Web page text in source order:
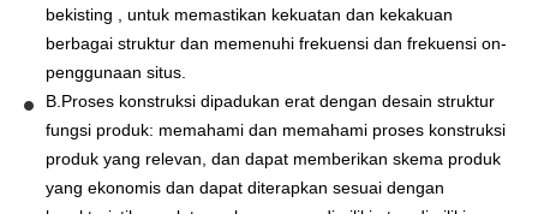
bekisting , untuk memastikan kekuatan dan kekakuan
berbagai struktur dan memenuhi frekuensi dan frekuensi on-
penggunaan situs.
B.Proses konstruksi dipadukan erat dengan desain struktur
fungsi produk: memahami dan memahami proses konstruksi
produk yang relevan, dan dapat memberikan skema produk
yang ekonomis dan dapat diterapkan sesuai dengan